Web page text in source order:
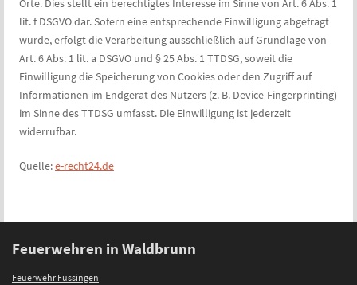
Orte. Dies stellt ein berechtigtes Interesse im Sinne von Art. 6 Abs. 1
lit. f DSGVO dar. Sofern eine entsprechende Einwilligung abgefragt
wurde, erfolgt die Verarbeitung ausschließlich auf Grundlage von
Art. 6 Abs. 1 lit. a DSGVO und § 25 Abs. 1 TTDSG, soweit die
Einwilligung die Speicherung von Cookies oder den Zugriff auf
Informationen im Endgerät des Nutzers (z. B. Device-Fingerprinting)
im Sinne des TTDSG umfasst. Die Einwilligung ist jederzeit
widerrufbar.
Quelle:e-recht24.de
Feuerwehren in Waldbrunn
Feuerwehr Fussingen